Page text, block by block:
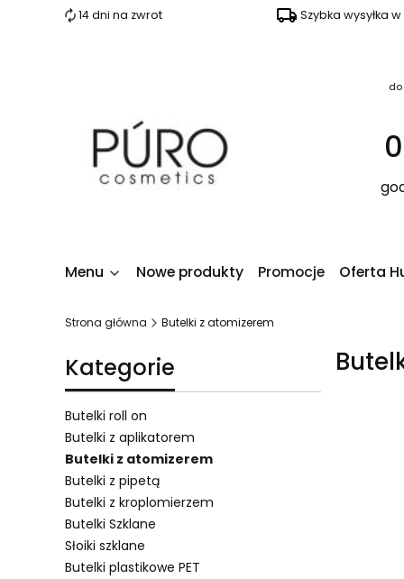
14 dni na zwrot Szybka wysyłka
Menu Nowe produkty Promocje Oferta
Strona główna Butelki z atomizerem
Kategorie
Butelki roll on
Butelki z aplikatorem
Butelki z atomizerem
Butelki z pipetą
Butelki z kroplomierzem
Butelki Szklane
Słoiki szklane
Butelki plastikowe PET